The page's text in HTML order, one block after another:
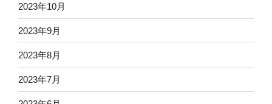
2023年10月
2023年9月
2023年8月
2023年7月